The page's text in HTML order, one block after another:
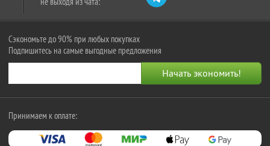
Сэкономьте до 90% при любых покупках
Подпишитесь на самые выгодные предложения
Принимаем к оплате: